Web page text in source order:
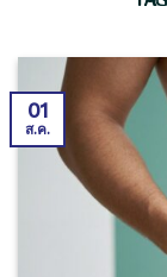
01
ส.ค.